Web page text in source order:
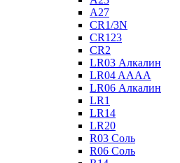
A27
CR1/3N
CR123
CR2
LR03 Алкалин
LR04 AAAA
LR06 Алкалин
LR1
LR14
LR20
R03 Соль
R06 Соль